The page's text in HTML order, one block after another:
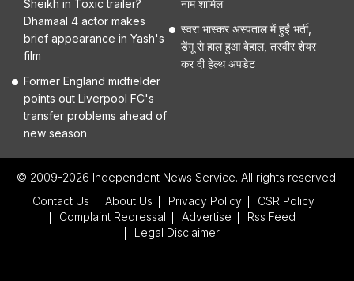
Sheikh in Toxic trailer?
Dhamaal 4 actor makes
brief appearance in Yash's
film
Former England midfielder
points out Liverpool FC's
transfer problems ahead of
new season
नाम शामिल
स्वरा भास्कर अस्पताल में हुईं भर्ती,
डेंगू से हाल हुआ बेहाल, तस्वीर शेयर
कर दी हेल्थ अपडेट
© 2009-2026 Independent News Service. All rights reserved.
Contact Us
About Us Privacy Policy
CSR Policy
Complaint Redressal
Advertise
Rss Feed
Legal Disclaimer